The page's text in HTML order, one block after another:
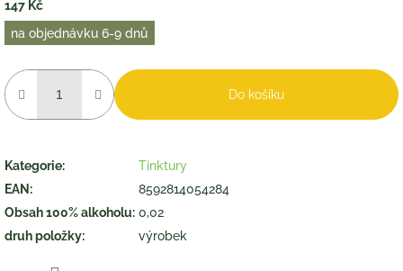
147 Kč
Měrná
cena:
na objednávku 6-9 dnů
Do košíku
Kategorie:
Tinktury
EAN :
8592814054284
Obsah 100% alkoholu: 0,02
druh položky: výrobek